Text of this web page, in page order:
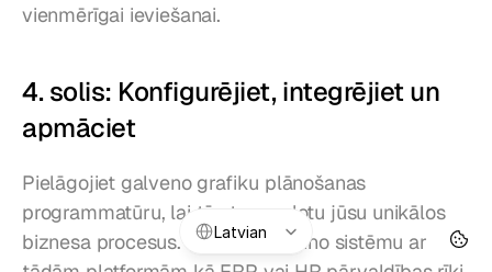
vienmērīgai ieviešanai.
4. solis: Konfigurējiet, integrējiet un
apmāciet
Pielāgojiet galveno grafiku plānošanas
programmatūru, lai tā atspoguļotu jūsu unikālos
biznesa procesus. Integrējiet jauno sistēmu ar
Select Language
Latvian